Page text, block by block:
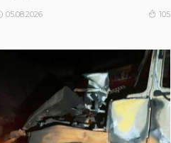
05.08.2026 105